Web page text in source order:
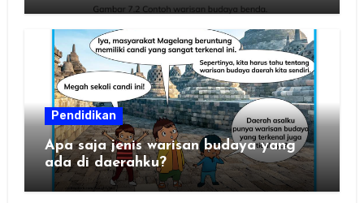
Pendidikan
Apa saja jenis warisan budaya yang
ada di daerahku?